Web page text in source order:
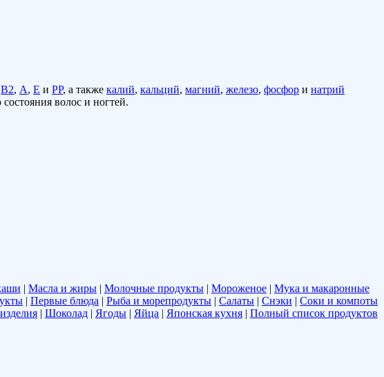
В2, А, Е и РР, а также калий, кальций, магний, железо, фосфор и натрий
волос и ногтей.
| Масла и жиры | Молочные продукты | Мороженое | Мука и макаронные
| Первые блюда | Рыба и морепродукты | Салаты | Снэки | Соки и компоты
| Шоколад | Ягоды | Яйца | Японская кухня | Полный список продуктов